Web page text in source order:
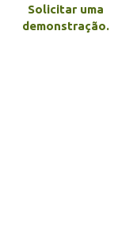
Solicitar uma
demonstração.